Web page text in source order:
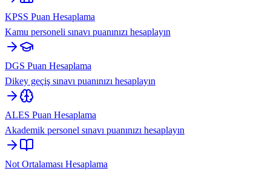
KPSS Puan Hesaplama
Kamu personeli sınavı puanınızı hesaplayın
DGS Puan Hesaplama
Dikey geçiş sınavı puanınızı hesaplayın
ALES Puan Hesaplama
Akademik personel sınavı puanınızı hesaplayın
Not Ortalaması Hesaplama